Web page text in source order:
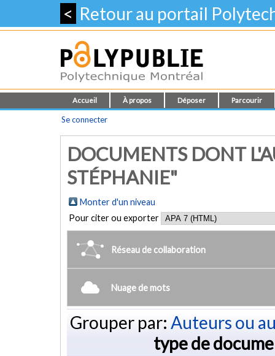
< Retour au portail
Accueil À propos Déposer Parcourir
Se connecter
DOCUMENTS DONT
STÉPHANIE"
Monter d'un niveau
Pour citer ou exporter
Réseau de collaboration
Nuage de mots
Grouper par: Auteurs ou
type de